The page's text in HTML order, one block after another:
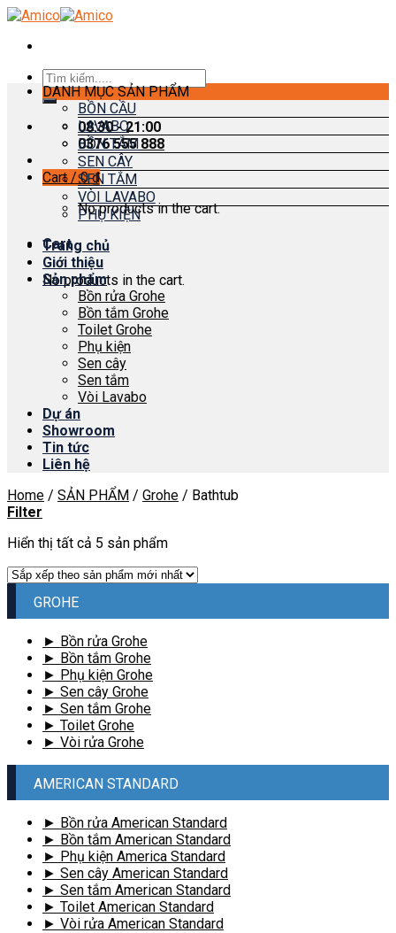
Skip
content
Search
for:
08:30 - 21:00
0376 555 888
Cart /0₫
No products in the cart.
Cart
No products in the cart.
DANH MỤC SẢN PHẨM
BỒN CẦU
LAVABO
BỒN TẮM
SEN CÂY
SEN TẮM
VÒI LAVABO
PHỤ KIỆN
Trang chủ
Giới thiệu
Sản phẩm
Bồn rửa Grohe
Bồn tắm Grohe
Toilet Grohe
Phụ kiện
Sen cây
Sen tắm
Vòi Lavabo
Dự án
Showroom
Tin tức
Liên hệ
Home / SẢN PHẨM / Grohe / Bathtub
Filter
Hiển thị tất cả 5 sản phẩm
GROHE
► Bồn rửa Grohe
► Bồn tắm Grohe
► Phụ kiện Grohe
► Sen cây Grohe
► Sen tắm Grohe
► Toilet Grohe
► Vòi rửa Grohe
AMERICAN STANDARD
► Bồn rửa American Standard
► Bồn tắm American Standard
► Phụ kiện America Standard
► Sen cây American Standard
► Sen tắm American Standard
► Toilet American Standard
► Vòi rửa American Standard